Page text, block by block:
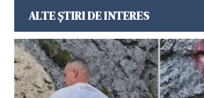
ALTE ȘTIRI DE INTERES